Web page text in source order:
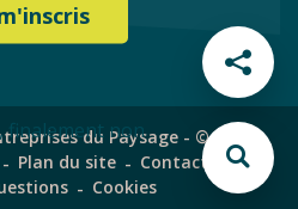
du Paysage - © 2024
Plan du site
Contact
Cookies
finalement non